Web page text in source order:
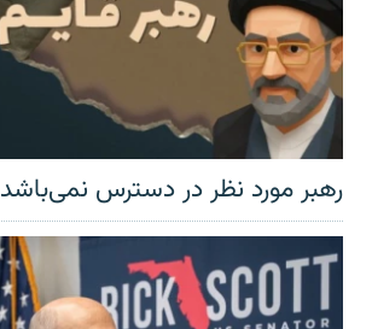
رهبر مورد نظر در دسترس نمی‌باشد